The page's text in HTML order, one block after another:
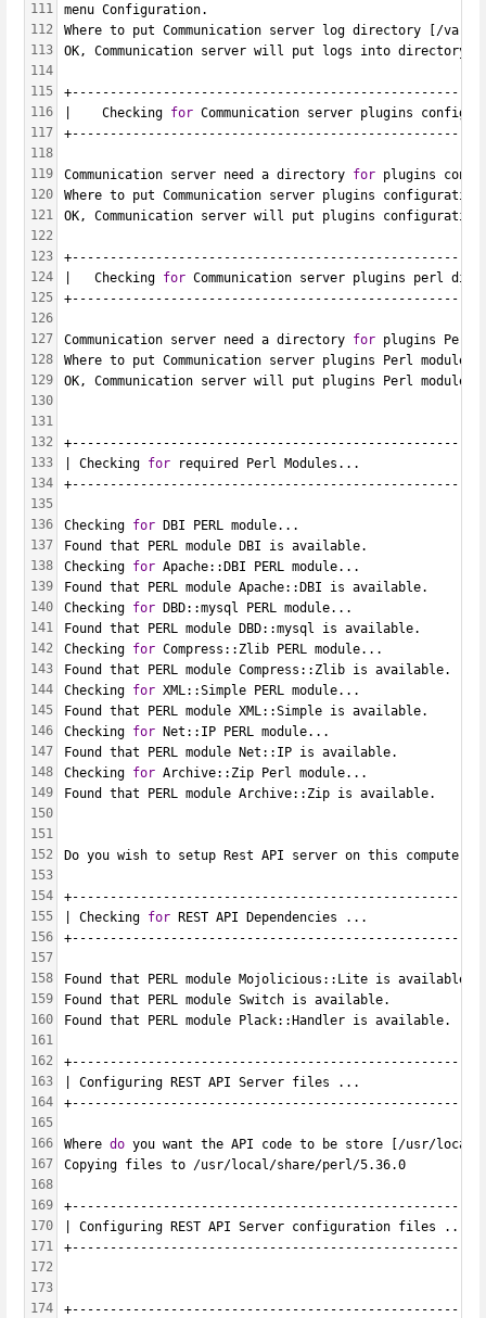
111
112
113
114
115
116
117
118
119
120
121
122
123
124
125
126
127
128
129
130
131
132
133
134
135
136
137
138
139
140
141
142
143
144
145
146
147
148
149
150
151
152
153
154
155
156
157
158
159
160
161
162
163
164
165
166
167
168
169
170
171
172
173
174
menu Configuration.
Where to put Communication server log directory [/var/
OK, Communication server will put logs into directory
|    Checking for Communication server plugins
Communication server need a directory for plugins
Where to put Communication server plugins
OK, Communication server will put plugins
|   Checking for Communication server plugins perl
Communication server need a directory for plugins Perl
Where to put Communication server plugins Perl
OK, Communication server will put plugins Perl
| Checking for required Perl Modules...
Checking for DBI PERL module...
Found that PERL module DBI is available.
Checking for Apache::DBI PERL module...
Found that PERL module Apache::DBI is available.
Checking for DBD::mysql PERL module...
Found that PERL module DBD::mysql is available.
Checking for Compress::Zlib PERL module...
Found that PERL module Compress::Zlib is available.
Checking for XML::Simple PERL module...
Found that PERL module XML::Simple is available.
Checking for Net::IP PERL module...
Found that PERL module Net::IP is available.
Checking for Archive::Zip Perl module...
Found that PERL module Archive::Zip is available.
Do you wish to setup Rest API server on this computer
| Checking for REST API Dependencies ...
Found that PERL module Mojolicious::Lite is available.
Found that PERL module Switch is available.
Found that PERL module Plack::Handler is available.
| Configuring REST API Server files ...
Where do you want the API code to be store [/usr/
Copying files to /usr/local/share/perl/5.36.0
| Configuring REST API Server configuration files